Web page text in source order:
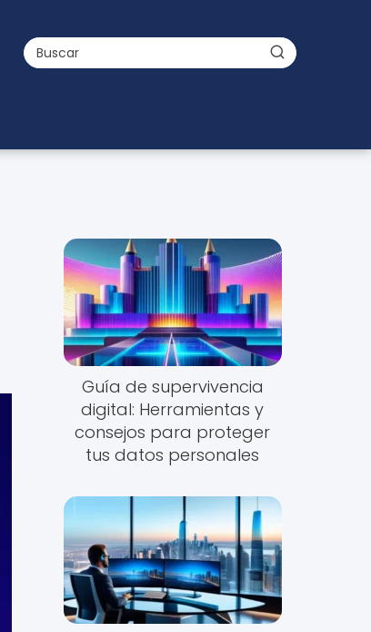
Guía de supervivencia
digital: Herramientas y
consejos para proteger
tus datos personales